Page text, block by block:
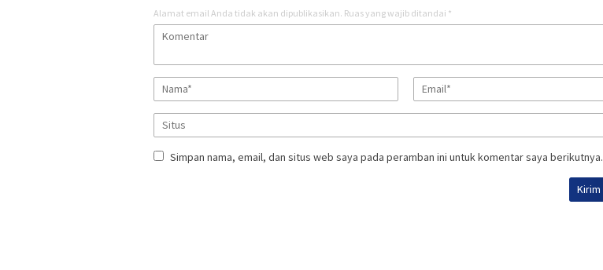
Alamat email Anda tidak akan dipublikasikan. Ruas yang wajib ditandai *
Simpan nama, email, dan situs web saya pada peramban ini untuk komentar saya berikutnya.